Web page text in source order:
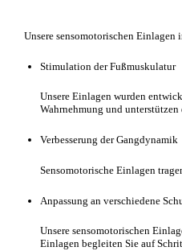
Unsere sensomotorischen Einlagen
Stimulation der Fußmuskulatur
Unsere Einlagen wurden
Wahrnehmung und
Verbesserung der Gangdynamik
Sensomotorische Einlagen
Anpassung an verschiedene
Unsere sensomotorischen
Einlagen begleiten Sie auf